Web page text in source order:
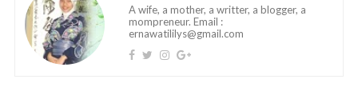
A wife, a mother, a writter, a blogger, a
mompreneur. Email :
ernawatililys@gmail.com